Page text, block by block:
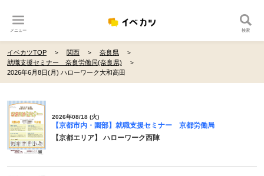
メニュー 検索
イベカツTOP 関西
奈良県
就職支援セミナー 奈良労働局(奈良県)
2026年6月8日(月) ハローワーク大和高田
2026年08/18 (火)
【京都市内・園部】就職支援セミナー 京都労働局
【京都エリア】 ハローワーク西陣